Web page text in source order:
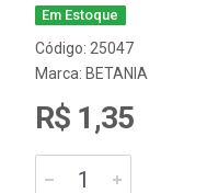
Em Estoque
Código: 25047
Marca: BETANIA
R$ 1,35